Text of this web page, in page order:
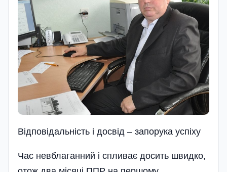
Відповідальність і досвід – запорука успіху
Час невблаганний і спливає досить швидко,